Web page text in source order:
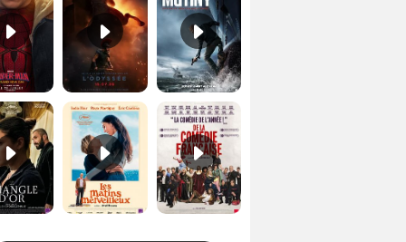
Les Matins merveilleux Bande-annonce VF De la Comédie-Française Teaser VF